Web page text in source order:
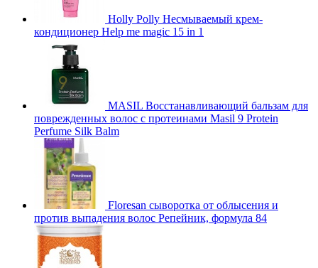
Holly Polly Несмываемый крем-
кондиционер Help me magic 15 in 1
MASIL Восстанавливающий бальзам для
поврежденных волос с протеинами Masil 9 Protein
Perfume Silk Balm
Floresan сыворотка от облысения и
против выпадения волос Репейник, формула 84